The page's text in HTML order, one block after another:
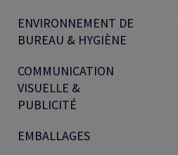
ENVIRONNEMENT DE
BUREAU & HYGIÈNE
COMMUNICATION
VISUELLE &
PUBLICITÉ
EMBALLAGES